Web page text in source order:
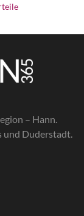
– Hann.
und Duderstadt.